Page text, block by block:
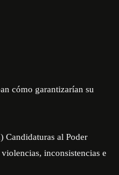
cómo garantizarían su
Candidaturas al Poder
inconsistencias e